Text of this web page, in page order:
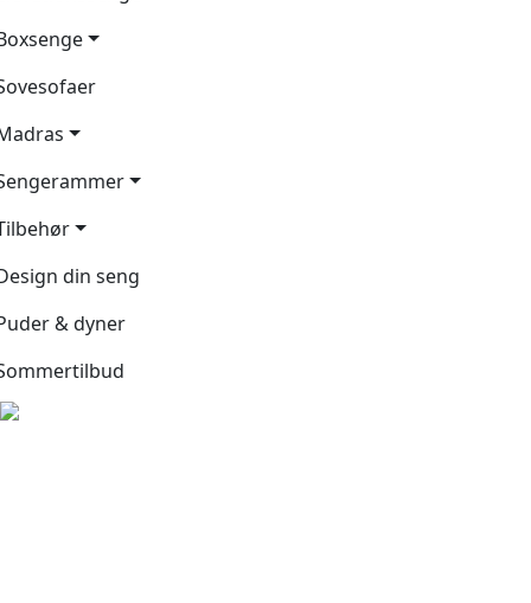
din seng
& dyner